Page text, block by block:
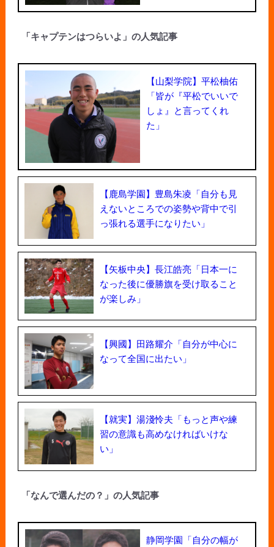
「キャプテンはつらいよ」の人気記事
【山梨学院】平松柚佑
「皆が『平松でいいで
しょ』と言ってくれ
た」
【鹿島学園】豊島朱凌「自分も見
えないところでの姿勢や背中で引
っ張れる選手になりたい」
【矢板中央】長江皓亮「日本一に
なった後に優勝旗を受け取ること
が楽しみ」
【興國】田路耀介「自分が中心に
なって全国に出たい」
【就実】湯淺怜夫「もっと声や練
習の意識も高めなければいけな
い」
「なんで選んだの？」の人気記事
静岡学園「自分の幅が